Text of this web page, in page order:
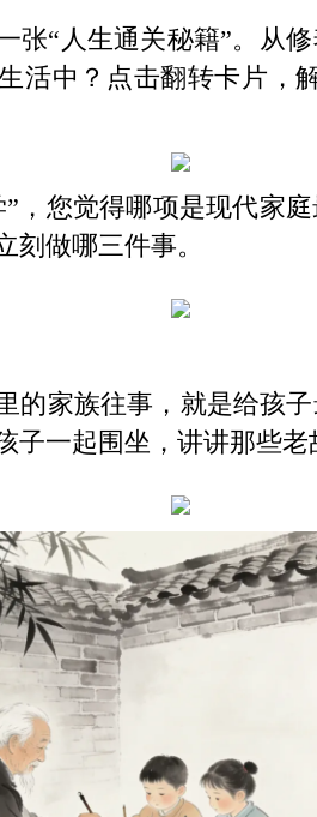
张“人生通关秘籍”。从
活中？点击翻转卡片，
，您觉得哪项是现代家
刻做哪三件事。
的家族往事，就是给孩
子一起围坐，讲讲那些老